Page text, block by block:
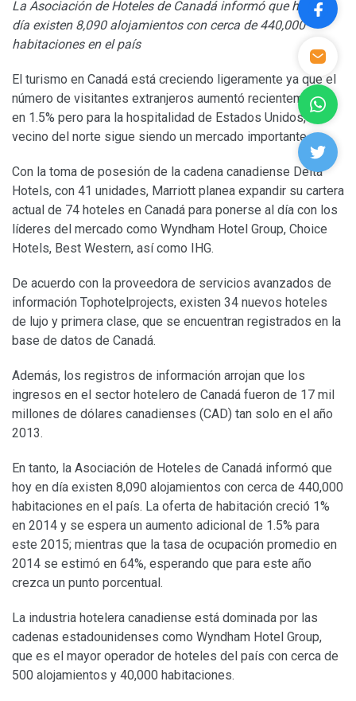
La Asociación de Hoteles de Canadá informó que hoy en
día existen 8,090 alojamientos con cerca de 440,000
habitaciones en el país
El turismo en Canadá está creciendo ligeramente ya que el
número de visitantes extranjeros aumentó recientemente
en 1.5% pero para la hospitalidad de Estados Unidos, el
vecino del norte sigue siendo un mercado importante.
Con la toma de posesión de la cadena canadiense Delta
Hotels, con 41 unidades, Marriott planea expandir su cartera
actual de 74 hoteles en Canadá para ponerse al día con los
líderes del mercado como Wyndham Hotel Group, Choice
Hotels, Best Western, así como IHG.
De acuerdo con la proveedora de servicios avanzados de
información Tophotelprojects, existen 34 nuevos hoteles
de lujo y primera clase, que se encuentran registrados en la
base de datos de Canadá.
Además, los registros de información arrojan que los
ingresos en el sector hotelero de Canadá fueron de 17 mil
millones de dólares canadienses (CAD) tan solo en el año
2013.
En tanto, la Asociación de Hoteles de Canadá informó que
hoy en día existen 8,090 alojamientos con cerca de 440,000
habitaciones en el país. La oferta de habitación creció 1%
en 2014 y se espera un aumento adicional de 1.5% para
este 2015; mientras que la tasa de ocupación promedio en
2014 se estimó en 64%, esperando que para este año
crezca un punto porcentual.
La industria hotelera canadiense está dominada por las
cadenas estadounidenses como Wyndham Hotel Group,
que es el mayor operador de hoteles del país con cerca de
500 alojamientos y 40,000 habitaciones.